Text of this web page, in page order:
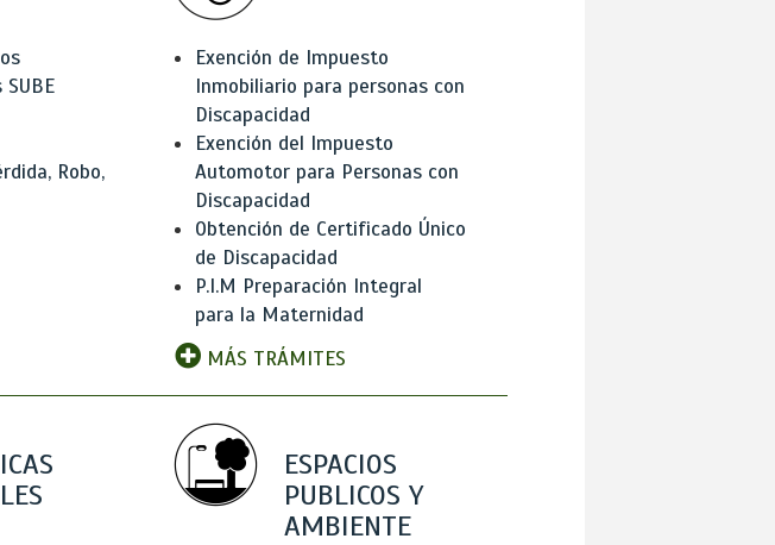
Robo,
Exención de Impuesto
Inmobiliario para personas con
Discapacidad
Exención del Impuesto
Automotor para Personas con
Discapacidad
Obtención de Certificado Único
de Discapacidad
P.I.M Preparación Integral
para la Maternidad
MÁS TRÁMITES
ESPACIOS
PUBLICOS Y
AMBIENTE